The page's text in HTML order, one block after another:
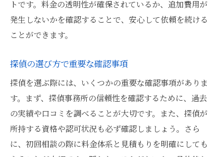
トです。料金の透明性が確保されているか、追加費用が
発生しないかを確認することで、安心して依頼を続ける
ことができます。
探偵の選び方で重要な確認事項
探偵を選ぶ際には、いくつかの重要な確認事項がありま
す。まず、探偵事務所の信頼性を確認するために、過去
の実績や口コミを調べることが大切です。また、探偵が
所持する資格や認可状況も必ず確認しましょう。さら
に、初回相談の際に料金体系と見積もりを明確にしても